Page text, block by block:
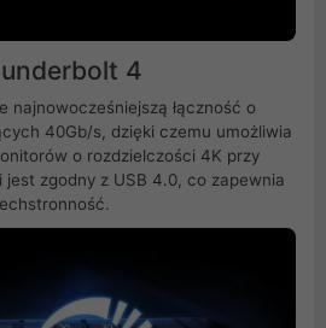
4
najnowocześniejszą łączność o
40Gb/s, dzięki czemu umożliwia
o rozdzielczości 4K przy
zgodny z USB 4.0, co zapewnia